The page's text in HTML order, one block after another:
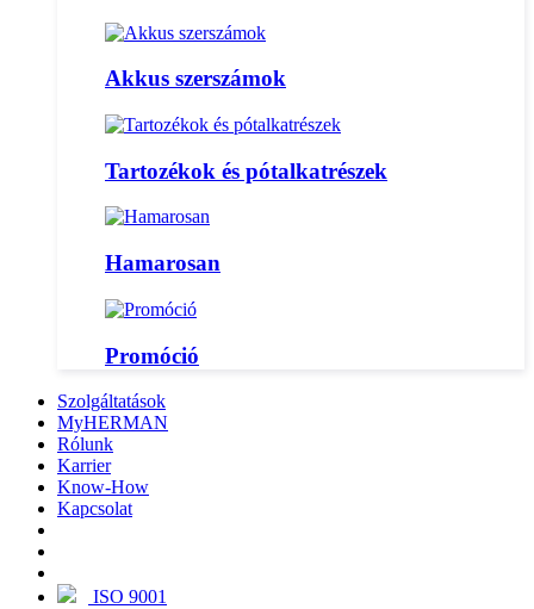
Akkus szerszámok
Tartozékok és pótalkatrészek
Hamarosan
Promóció
Szolgáltatások
MyHERMAN
Rólunk
Karrier
Know-How
Kapcsolat
ISO 9001